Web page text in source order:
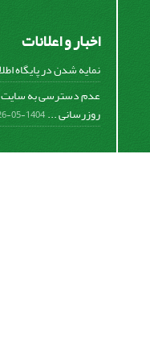
اخبار و اعلانات
نمایه شدن در پایگاه
روزرسانی ...1404-05-26